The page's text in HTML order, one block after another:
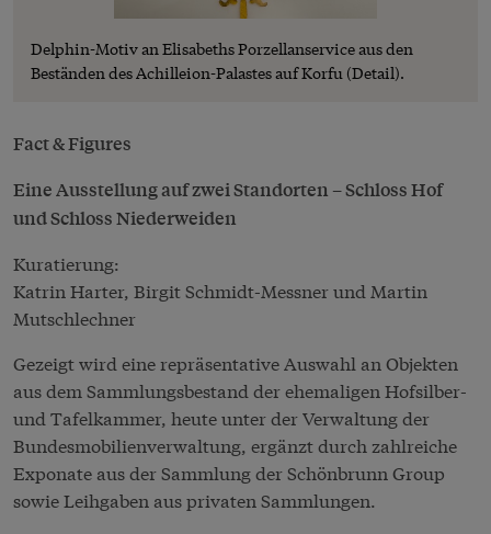
Delphin-Motiv an Elisabeths Porzellanservice aus den
Beständen des Achilleion-Palastes auf Korfu (Detail).
Fact & Figures
Eine Ausstellung auf zwei Standorten – Schloss Hof
und Schloss Niederweiden
Kuratierung:
Katrin Harter, Birgit Schmidt-Messner und Martin
Mutschlechner
Gezeigt wird eine repräsentative Auswahl an Objekten
aus dem Sammlungsbestand der ehemaligen Hofsilber-
und Tafelkammer, heute unter der Verwaltung der
Bundesmobilienverwaltung, ergänzt durch zahlreiche
Exponate aus der Sammlung der Schönbrunn Group
sowie Leihgaben aus privaten Sammlungen.